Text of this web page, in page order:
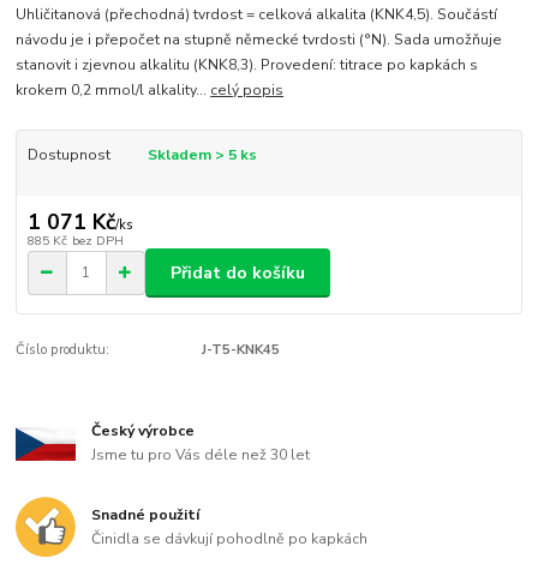
Uhličitanová (přechodná) tvrdost = celková alkalita (KNK4,5). Součástí
návodu je i přepočet na stupně německé tvrdosti (°N). Sada umožňuje
stanovit i zjevnou alkalitu (KNK8,3). Provedení: titrace po kapkách s
krokem 0,2 mmol/l alkality... celý popis
Dostupnost Skladem > 5 ks
1 071 Kč/ks
885 Kč bez DPH
Přidat do košíku
Číslo produktu: J-T5-KNK45
Český výrobce
Jsme tu pro Vás déle než 30 let
Snadné použití
Činidla se dávkují pohodlně po kapkách